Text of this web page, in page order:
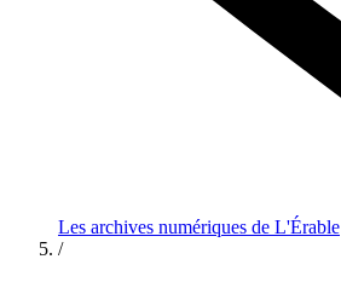
Les archives numériques de L'Érable
/